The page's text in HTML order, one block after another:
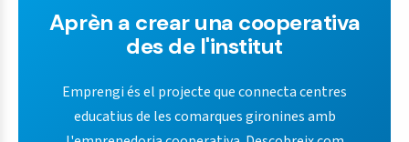
Aprèn a crear una cooperativa
des de l'institut
Emprengi és el projecte que connecta centres
educatius de les comarques gironines amb